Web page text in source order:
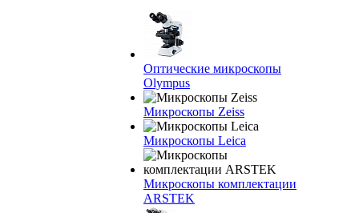
Оптические микроскопы
Olympus
Микроскопы Zeiss
Микроскопы Leica
Микроскопы комплектации
ARSTEK